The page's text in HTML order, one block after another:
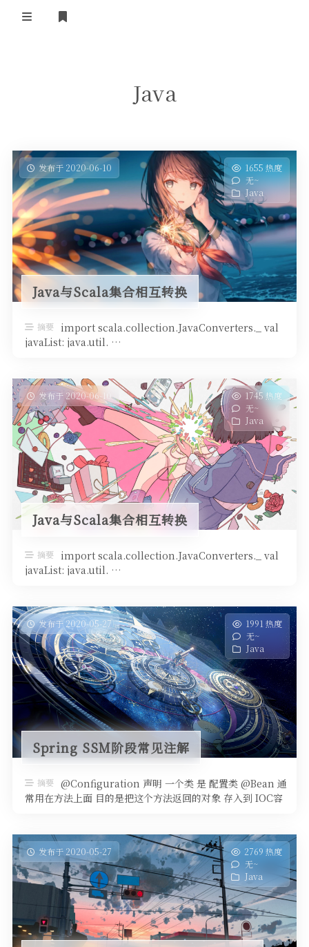
Java
发布于 2020-06-10
1655 热度
无~
Java
Java与Scala集合相互转换
摘要
import scala.collection.JavaConverters._ val
javaList: java.util. …
发布于 2020-06-10
1745 热度
无~
Java
Java与Scala集合相互转换
摘要
import scala.collection.JavaConverters._ val
javaList: java.util. …
发布于 2020-05-27
1991 热度
无~
Java
Spring SSM阶段常见注解
摘要 @Configuration 声明 一个类 是 配置类 @Bean 通
常用在方法上面 目的是把这个方法返回的对象 存入到 IOC容
发布于 2020-05-27
2769 热度
无~
Java